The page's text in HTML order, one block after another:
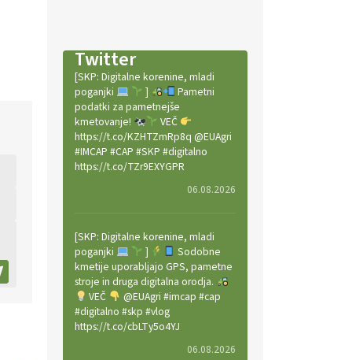
Twitter
[SKP: Digitalne korenine, mladi
poganjki
]
Pametni
podatki za pametnejše
kmetovanje!
VEČ
https://t.co/KZHTZmRp8q @EUAgri
#IMCAP #CAP #SKP #digitalno
https://t.co/TZr9EXYGPR
06.08.2026
[SKP: Digitalne korenine, mladi
poganjki
]
Sodobne
kmetije uporabljajo GPS, pametne
stroje in druga digitalna orodja.
VEČ
@EUAgri #imcap #cap
#digitalno #skp #vlog
https://t.co/cbLTy5o4YJ
06.08.2026